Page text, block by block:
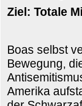
Ziel: Totale
Boas selbst
Bewegung,
Amerika